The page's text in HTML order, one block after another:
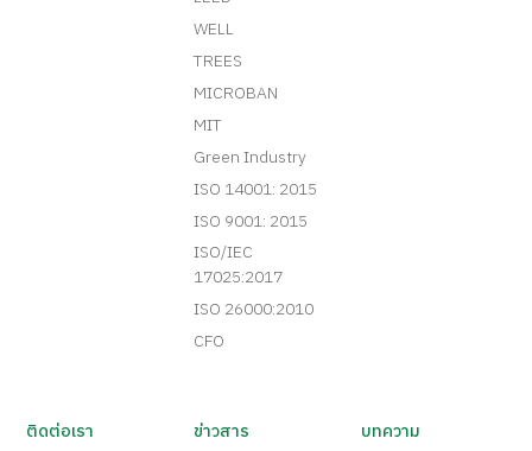
WELL
TREES
MICROBAN
MIT
Green Industry
ISO 14001: 2015
ISO 9001: 2015
ISO/IEC
17025:2017
ISO 26000:2010
CFO
ติดต่อเรา
ข่าวสาร
บทความ